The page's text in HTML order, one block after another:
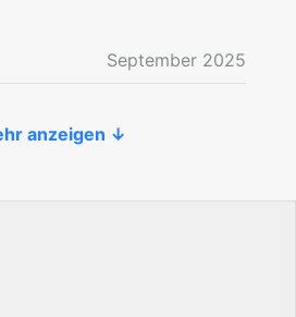
September 2025
anzeigen ↓